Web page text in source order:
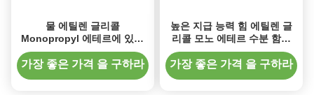
물 에틸렌 글리콜
Monopropyl 에테르에 있는
EP 5 가용 높은 희석을 가진
최대 유기 용매 그리고 광유
가장 좋은 가격 을 구하라
높은 지급 능력 힘 에틸렌 글
리콜 모노 에테르 수분 함량
0.05%
가장 좋은 가격 을 구하라